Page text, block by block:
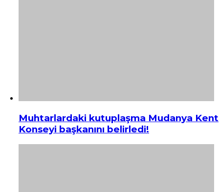
Muhtarlardaki kutuplaşma Mudanya Kent
Konseyi başkanını belirledi!